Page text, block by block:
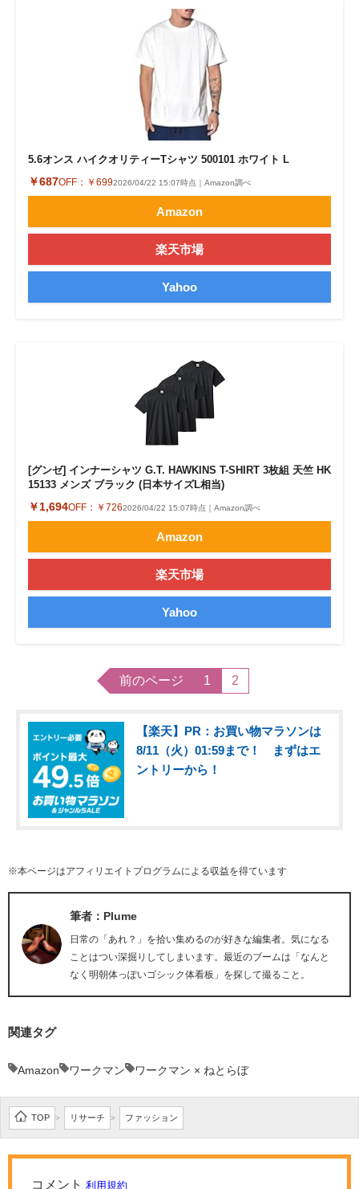
5.6オンス ハイクオリティーTシャツ 500101 ホワイト L
￥687OFF： ￥6992026/04/22 15:07時点｜Amazon調べ
Amazon
楽天市場
Yahoo
[グンゼ] インナーシャツ G.T. HAWKINS T-SHIRT 3枚組 天竺 HK
15133 メンズ ブラック (日本サイズL相当)
￥1,694OFF： ￥7262026/04/22 15:07時点｜Amazon調べ
Amazon
楽天市場
Yahoo
前のページ 1 2
【楽天】PR：お買い物マラソンは
8/11（火）01:59まで！ まずはエ
ントリーから！
※本ページはアフィリエイトプログラムによる収益を得ています
筆者：Plume
日常の「あれ？」を拾い集めるのが好きな編集者。気になる
ことはつい深掘りしてしまいます。最近のブームは「なんと
なく明朝体っぽいゴシック体看板」を探して撮ること。
関連タグ
Amazon ワークマン ワークマン × ねとらぼ
TOP > リサーチ > ファッション